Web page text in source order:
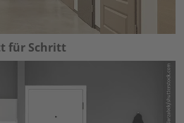
für Schritt